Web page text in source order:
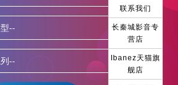
联系我们
长秦城影音专
营店
Ibanez天猫旗
舰店